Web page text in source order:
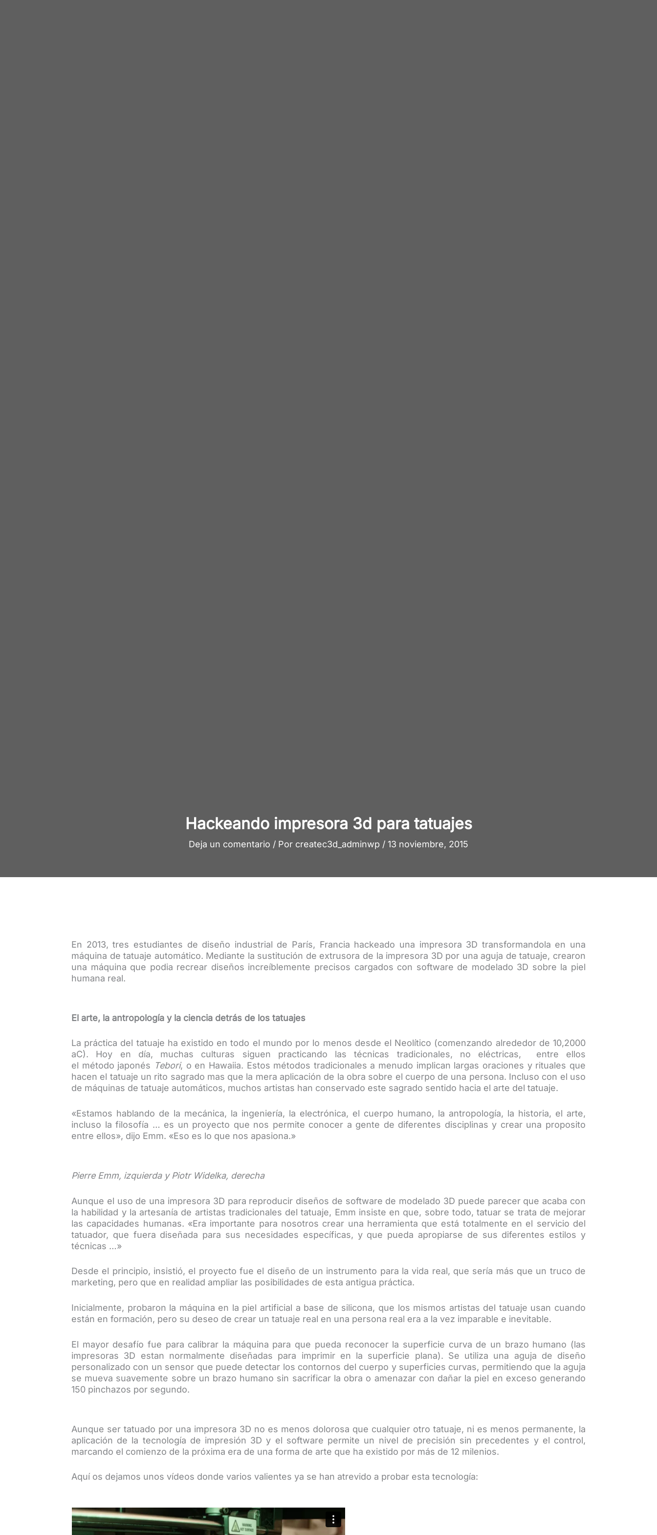
Hackeando impresora 3d para tatuajes
Deja un comentario / Por createc3d_adminwp / 13 noviembre, 2015
En 2013, tres estudiantes de diseño industrial de París, Francia hackeado una impresora 3D transformandola en una
máquina de tatuaje automático. Mediante la sustitución de extrusora de la impresora 3D por una aguja de tatuaje, crearon
una máquina que podia recrear diseños increíblemente precisos cargados con software de modelado 3D sobre la piel
humana real.
El arte, la antropología y la ciencia detrás de los tatuajes
La práctica del tatuaje ha existido en todo el mundo por lo menos desde el Neolítico (comenzando alrededor de 10,2000
aC). Hoy en día, muchas culturas siguen practicando las técnicas tradicionales, no eléctricas, entre ellos
el método japonés Tebori, o en Hawaiia. Estos métodos tradicionales a menudo implican largas oraciones y rituales que
hacen el tatuaje un rito sagrado mas que la mera aplicación de la obra sobre el cuerpo de una persona. Incluso con el uso
de máquinas de tatuaje automáticos, muchos artistas han conservado este sagrado sentido hacia el arte del tatuaje.
«Estamos hablando de la mecánica, la ingeniería, la electrónica, el cuerpo humano, la antropología, la historia, el arte,
incluso la filosofía … es un proyecto que nos permite conocer a gente de diferentes disciplinas y crear una proposito
entre ellos», dijo Emm. «Eso es lo que nos apasiona.»
Pierre Emm, izquierda y Piotr Widelka, derecha
Aunque el uso de una impresora 3D para reproducir diseños de software de modelado 3D puede parecer que acaba con
la habilidad y la artesanía de artistas tradicionales del tatuaje, Emm insiste en que, sobre todo, tatuar se trata de mejorar
las capacidades humanas. «Era importante para nosotros crear una herramienta que está totalmente en el servicio del
tatuador, que fuera diseñada para sus necesidades específicas, y que pueda apropiarse de sus diferentes estilos y
técnicas …»
Desde el principio, insistió, el proyecto fue el diseño de un instrumento para la vida real, que sería más que un truco de
marketing, pero que en realidad ampliar las posibilidades de esta antigua práctica.
Inicialmente, probaron la máquina en la piel artificial a base de silicona, que los mismos artistas del tatuaje usan cuando
están en formación, pero su deseo de crear un tatuaje real en una persona real era a la vez imparable e inevitable.
El mayor desafío fue para calibrar la máquina para que pueda reconocer la superficie curva de un brazo humano (las
impresoras 3D estan normalmente diseñadas para imprimir en la superficie plana). Se utiliza una aguja de diseño
personalizado con un sensor que puede detectar los contornos del cuerpo y superficies curvas, permitiendo que la aguja
se mueva suavemente sobre un brazo humano sin sacrificar la obra o amenazar con dañar la piel en exceso generando
150 pinchazos por segundo.
Aunque ser tatuado por una impresora 3D no es menos dolorosa que cualquier otro tatuaje, ni es menos permanente, la
aplicación de la tecnología de impresión 3D y el software permite un nivel de precisión sin precedentes y el control,
marcando el comienzo de la próxima era de una forma de arte que ha existido por más de 12 milenios.
Aquí os dejamos unos vídeos donde varios valientes ya se han atrevido a probar esta tecnología: